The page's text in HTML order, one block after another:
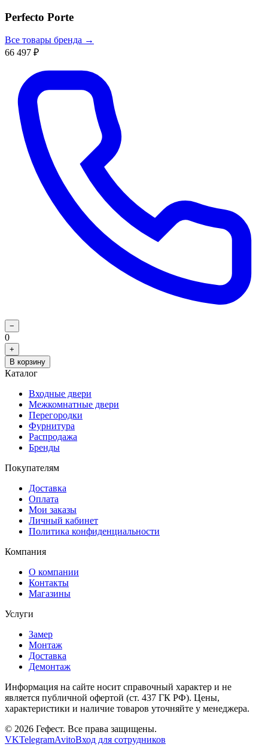
Perfecto Porte
Все товары бренда →
66 497 ₽
−
0
+
В корзину
Каталог
Входные двери
Межкомнатные двери
Перегородки
Фурнитура
Распродажа
Бренды
Покупателям
Доставка
Оплата
Мои заказы
Личный кабинет
Политика конфиденциальности
Компания
О компании
Контакты
Магазины
Услуги
Замер
Монтаж
Доставка
Демонтаж
Информация на сайте носит справочный характер и не
является публичной офертой (ст. 437 ГК РФ). Цены,
характеристики и наличие товаров уточняйте у менеджера.
© 2026 Гефест. Все права защищены.
VKTelegramAvitoВход для сотрудников